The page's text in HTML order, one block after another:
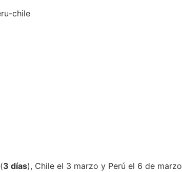
3 días), Chile el 3 marzo y Perú el 6 de